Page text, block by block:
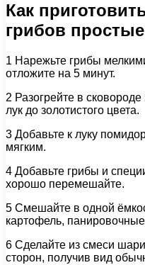
Как
грибов
1 Нарежьте грибы
отложите на 5 минут.
2 Разогрейте в
лук до золотистого цвета.
3 Добавьте к луку
мягким.
4 Добавьте грибы и
хорошо перемешайте.
5 Смешайте в одной
картофель,
6 Сделайте из смеси
сторон, получив вид